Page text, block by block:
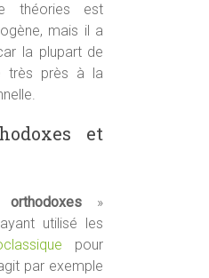
théories est
mais il a
la plupart de
très près à la
et
orthodoxes»
utilisé les
pour
par exemple